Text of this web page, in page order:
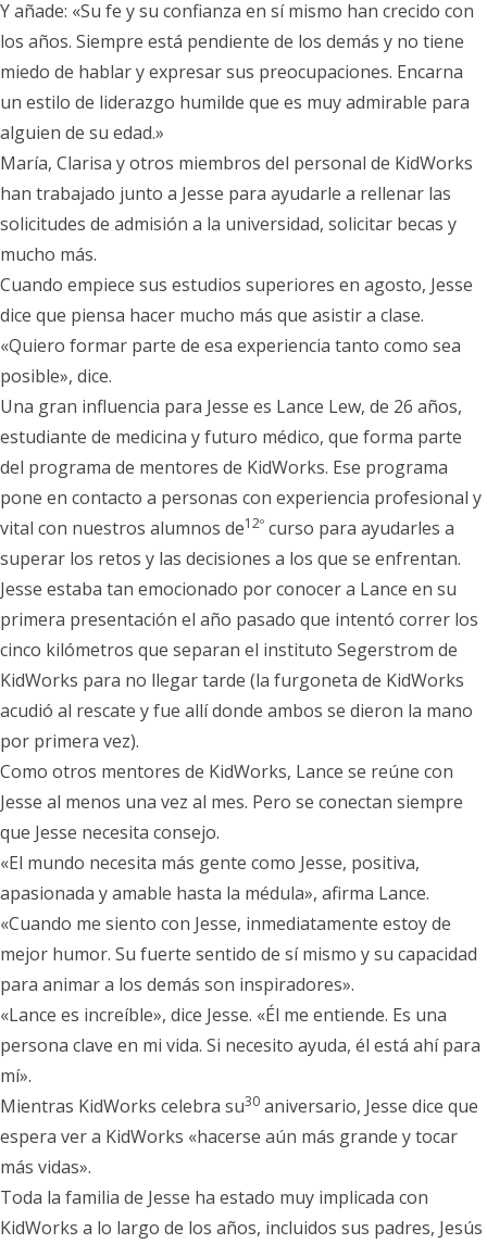
Y añade: «Su fe y su confianza en sí mismo han crecido con
los años. Siempre está pendiente de los demás y no tiene
miedo de hablar y expresar sus preocupaciones. Encarna
un estilo de liderazgo humilde que es muy admirable para
alguien de su edad.»
María, Clarisa y otros miembros del personal de KidWorks
han trabajado junto a Jesse para ayudarle a rellenar las
solicitudes de admisión a la universidad, solicitar becas y
mucho más.
Cuando empiece sus estudios superiores en agosto, Jesse
dice que piensa hacer mucho más que asistir a clase.
«Quiero formar parte de esa experiencia tanto como sea
posible», dice.
Una gran influencia para Jesse es Lance Lew, de 26 años,
estudiante de medicina y futuro médico, que forma parte
del programa de mentores de KidWorks. Ese programa
pone en contacto a personas con experiencia profesional y
vital con nuestros alumnos de12º curso para ayudarles a
superar los retos y las decisiones a los que se enfrentan.
Jesse estaba tan emocionado por conocer a Lance en su
primera presentación el año pasado que intentó correr los
cinco kilómetros que separan el instituto Segerstrom de
KidWorks para no llegar tarde (la furgoneta de KidWorks
acudió al rescate y fue allí donde ambos se dieron la mano
por primera vez).
Como otros mentores de KidWorks, Lance se reúne con
Jesse al menos una vez al mes. Pero se conectan siempre
que Jesse necesita consejo.
«El mundo necesita más gente como Jesse, positiva,
apasionada y amable hasta la médula», afirma Lance.
«Cuando me siento con Jesse, inmediatamente estoy de
mejor humor. Su fuerte sentido de sí mismo y su capacidad
para animar a los demás son inspiradores».
«Lance es increíble», dice Jesse. «Él me entiende. Es una
persona clave en mi vida. Si necesito ayuda, él está ahí para
mí».
Mientras KidWorks celebra su30 aniversario, Jesse dice que
espera ver a KidWorks «hacerse aún más grande y tocar
más vidas».
Toda la familia de Jesse ha estado muy implicada con
KidWorks a lo largo de los años, incluidos sus padres, Jesús